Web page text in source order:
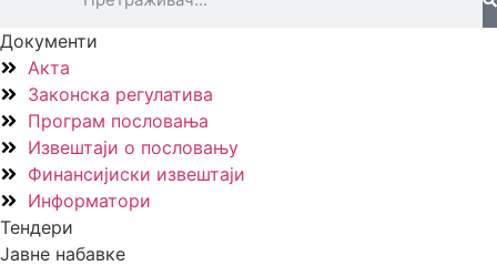
Документи
Акта
Законска регулатива
Програм пословања
Извештаји о пословању
Финансијиски извештаји
Информатори
Тендери
Јавне набавке